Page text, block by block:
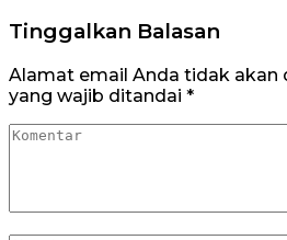
Tinggalkan Balasan
Alamat email Anda tidak akan
yang wajib ditandai *